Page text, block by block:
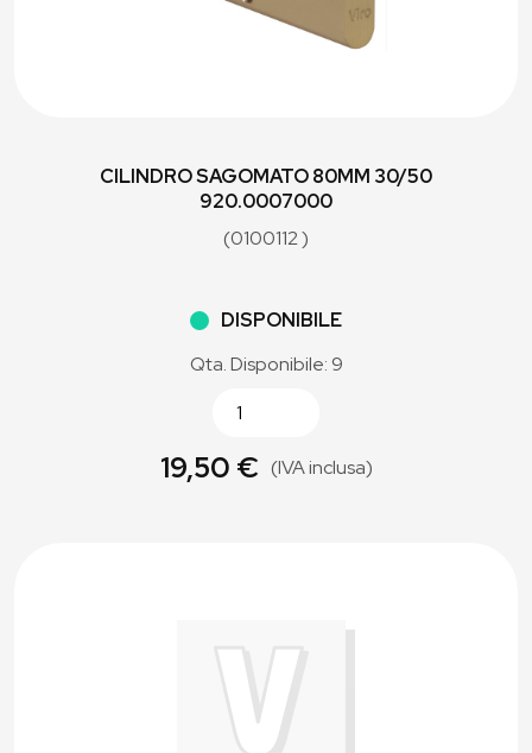
CILINDRO SAGOMATO 80MM 30/50
920.0007000
(0100112 )
DISPONIBILE
Qta. Disponibile: 9
19,50 € (IVA inclusa)